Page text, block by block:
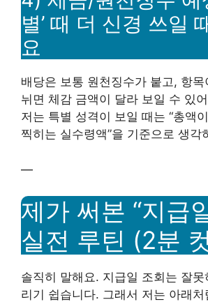
별’ 때 더 신경 쓰일
요
배당은 보통 원천징수가 붙고, 항
뉘면 체감 금액이 달라 보일 수 있
저는 특별 성격이 보일 때는 “총액
찍히는 실수령액”을 기준으로 생각
—
제가 써본 “지급
실전 루틴 (2분
솔직히 말해요. 지급일 조회는 잘
리기 쉽습니다. 그래서 저는 아래처